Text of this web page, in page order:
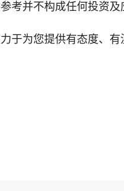
考并不构成任何投资
于为您提供有态度、